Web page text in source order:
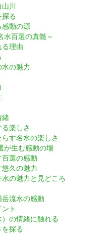
川
る
動の源
水百選の真髄～
理由
の魅力
緒
楽しさ
す名水の楽しさ
が生む感動の場
選の感動
久の魅力
の魅力と見どころ
流水の感動
ト
の情緒に触れる
探る